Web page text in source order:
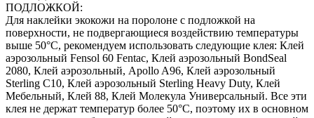
ПОДЛОЖКОЙ:
Для наклейки экокожи на поролоне с подложкой на
поверхности, не подвергающиеся воздействию температуры
выше 50°С, рекомендуем использовать следующие клея: Клей
аэрозольный Fensol 60 Fentac, Клей аэрозольный BondSeal
2080, Клей аэрозольный, Apollo A96, Клей аэрозольный
Sterling C10, Клей аэрозольный Sterling Heavy Duty, Клей
Мебельный, Клей 88, Клей Молекула Универсальный. Все эти
клея не держат температур более 50°С, поэтому их в основном